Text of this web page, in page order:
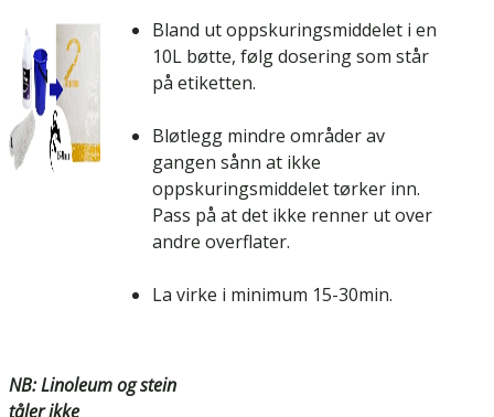
Bland ut oppskuringsmiddelet i en
10L bøtte, følg dosering som står
på etiketten.
Bløtlegg mindre områder av
gangen sånn at ikke
oppskuringsmiddelet tørker inn.
Pass på at det ikke renner ut over
andre overflater.
La virke i minimum 15-30min.
NB: Linoleum og stein
tåler ikke